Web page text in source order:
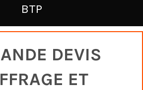
BTP
DEVIS
ET